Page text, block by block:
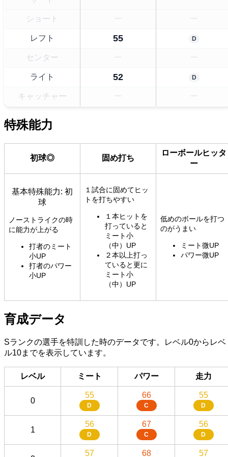
ショート
レフト 55 D
センター
ライト 52 D
キャッチャー
特殊能力
初球◎ 固め打ち
ローボールヒッタ
ー
基本特殊能力: 初
球
ノーストライクの時
に能力が上がる
打者のミート
小UP
打者のパワー
小UP
１試合に固めてヒッ
トを打ちやすい
１本ヒットを
打っていると
ミート小
（中）UP
２本以上打っ
ていると更に
ミート小
（中）UP
低めのボールを打つ
のがうまい
ミート微UP
パワー微UP
育成データ
Sランクの選手を特訓した時のデータです。レベル0からレベ
ル10までを表示しています。
レベル ミート パワー 走力
0
55
D
66
C
55
D
1
56
D
67
C
56
D
57 68 57